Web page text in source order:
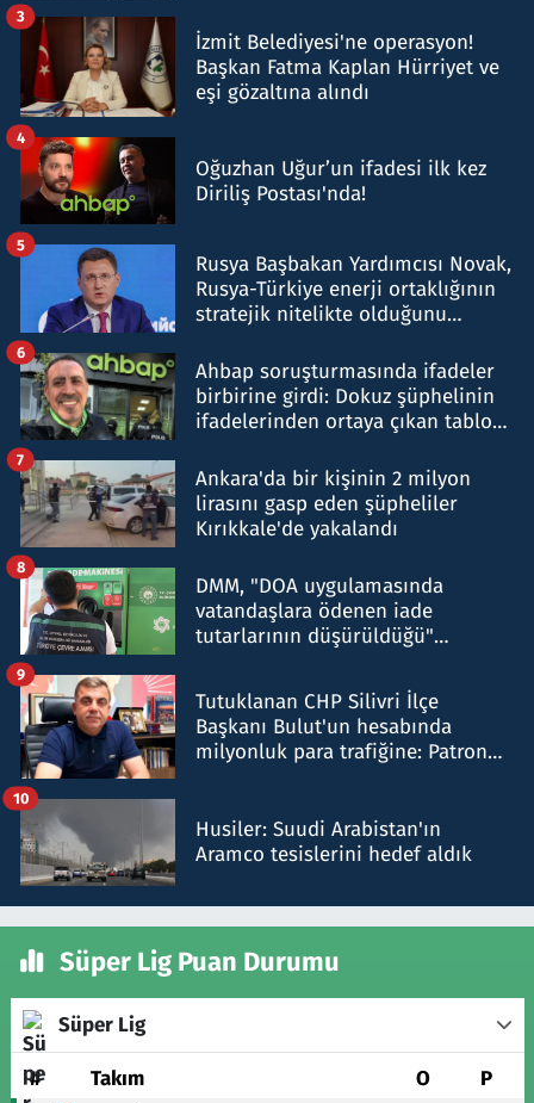
İzmit Belediyesi'ne operasyon!
Başkan Fatma Kaplan Hürriyet ve
eşi gözaltına alındı
3
Oğuzhan Uğur’un ifadesi ilk kez
Diriliş Postası'nda!
4
Rusya Başbakan Yardımcısı Novak,
Rusya-Türkiye enerji ortaklığının
stratejik nitelikte olduğunu
5
Ahbap soruşturmasında ifadeler
birbirine girdi: Dokuz şüphelinin
ifadelerinden ortaya çıkan tablo
6
Ankara'da bir kişinin 2 milyon
lirasını gasp eden şüpheliler
Kırıkkale'de yakalandı
7
DMM, "DOA uygulamasında
vatandaşlara ödenen iade
tutarlarının düşürüldüğü"
8
Tutuklanan CHP Silivri İlçe
Başkanı Bulut'un hesabında
milyonluk para trafiğine: Patron
9
Husiler: Suudi Arabistan'ın
Aramco tesislerini hedef aldık
10
Süper Lig Puan Durumu
Süper Lig
# Takım O P